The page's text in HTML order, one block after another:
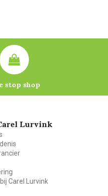
stop shop
Lurvink
Carel Lurvink